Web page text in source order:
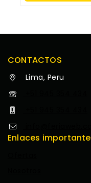
Opciones
CONTACTOS
Lima, Peru
Enlaces importante